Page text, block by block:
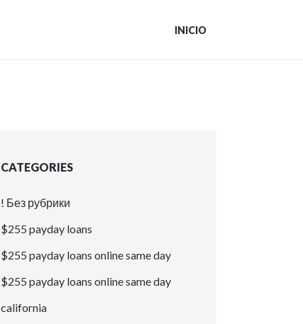
INICIO
CATEGORIES
! Без рубрики
$255 payday loans
$255 payday loans online same day
$255 payday loans online same day
california